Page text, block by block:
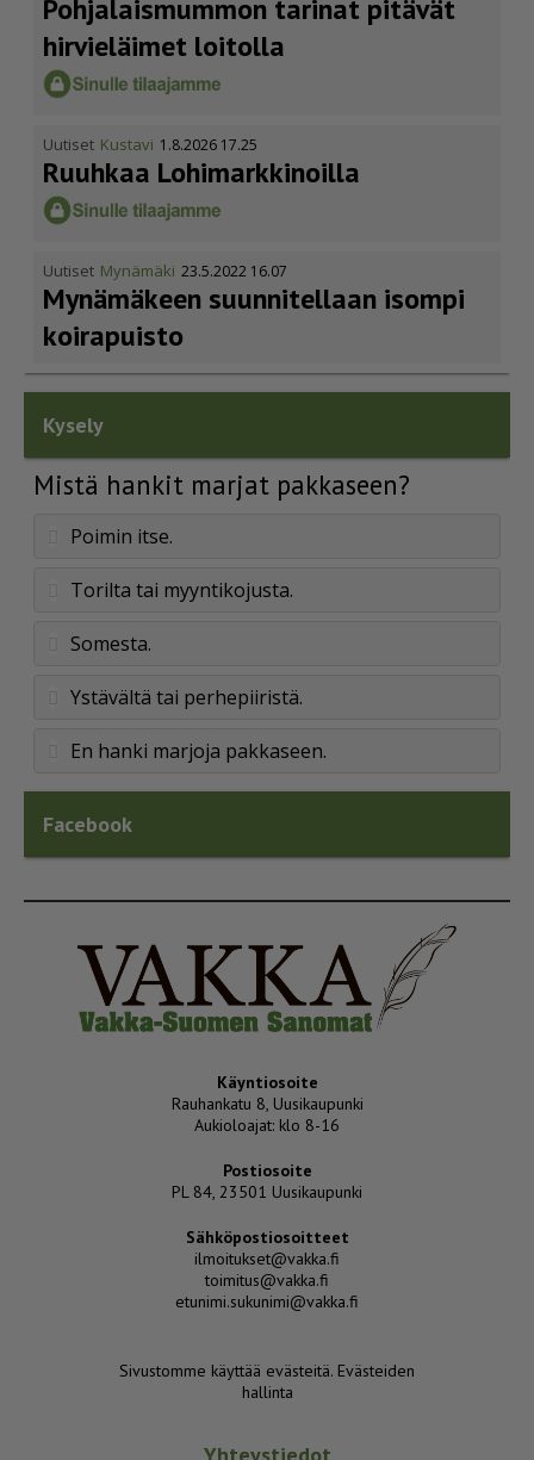
Pohja­lais­mummon tarinat pitävät
hirvieläimet loitolla
Uutiset Kustavi 1.8.2026 17.25
Ruuhkaa Lohimark­ki­noilla
Uutiset Mynämäki 23.5.2022 16.07
Mynämäkeen suunnitellaan isompi
koirapuisto
Kysely
Mistä hankit marjat pakkaseen?
Poimin itse.
Torilta tai myyntikojusta.
Somesta.
Ystävältä tai perhepiiristä.
En hanki marjoja pakkaseen.
Facebook
Käyntiosoite
Rauhankatu 8, Uusikaupunki
Aukioloajat: klo 8-16
Postiosoite
PL 84, 23501 Uusikaupunki
Sähköpostiosoitteet
ilmoitukset@vakka.fi
toimitus@vakka.fi
etunimi.sukunimi@vakka.fi
Sivustomme käyttää evästeitä. Evästeiden
hallinta